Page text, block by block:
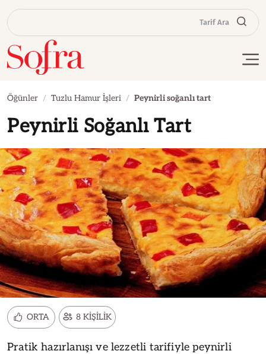
Tarif Ara
Öğünler Tuzlu Hamur İşleri Peynirli soğanlı tart
Peynirli Soğanlı Tart
ORTA 8 KİŞİLİK
Pratik hazırlanışı ve lezzetli tarifiyle peynirli